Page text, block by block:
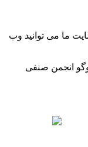
ما می توانید وب
انجمن صنفی